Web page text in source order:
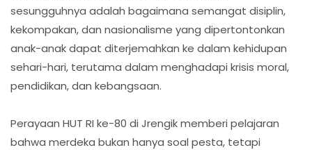
sesungguhnya adalah bagaimana semangat disiplin,
kekompakan, dan nasionalisme yang dipertontonkan
anak-anak dapat diterjemahkan ke dalam kehidupan
sehari-hari, terutama dalam menghadapi krisis moral,
pendidikan, dan kebangsaan.
Perayaan HUT RI ke-80 di Jrengik memberi pelajaran
bahwa merdeka bukan hanya soal pesta, tetapi